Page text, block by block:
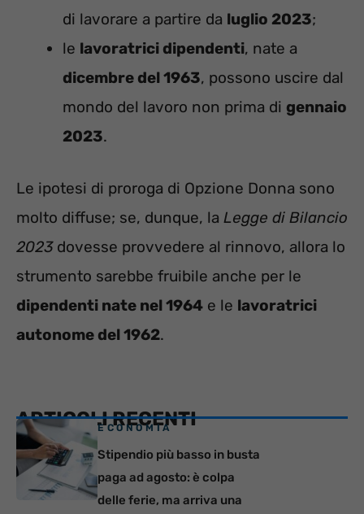
di lavorare a partire da luglio 2023;
le lavoratrici dipendenti, nate a
dicembre del 1963, possono uscire dal
mondo del lavoro non prima di gennaio
2023.
Le ipotesi di proroga di Opzione Donna sono
molto diffuse; se, dunque, la Legge di Bilancio
2023dovesse provvedere al rinnovo, allora lo
strumento sarebbe fruibile anche per le
dipendenti nate nel 1964 e le lavoratrici
autonome del 1962.
ARTICOLI RECENTI
ECONOMIA
Stipendio più basso in busta
paga ad agosto: è colpa
delle ferie, ma arriva una